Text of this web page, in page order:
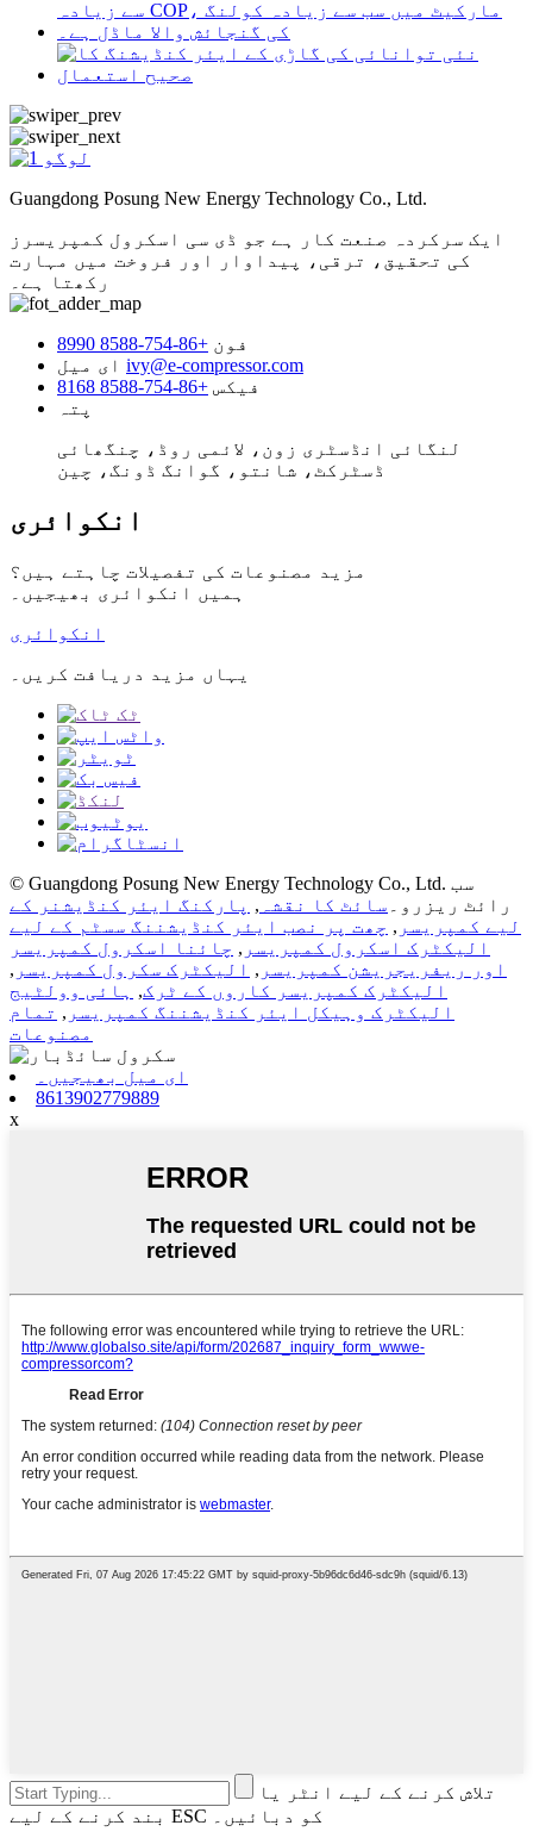
Guangdong Posung New Energy Technology Co., Ltd.
ایک سرکردہ صنعت کار ہے جو ڈی سی اسکرول کمپریسرز
کی تحقیق، ترقی، پیداوار اور فروخت میں مہارت
رکھتا ہے۔
فون +86-754-8588 8990
ای میل ivy@e-compressor.com
فیکس +86-754-8588 8168
پتہ
لنگائی انڈسٹری زون، لائمی روڈ، چنگھائی
ڈسٹرکٹ، شانتو، گوانگ ڈونگ، چین
انکوائری
مزید مصنوعات کی تفصیلات چاہتے ہیں؟
ہمیں انکوائری بھیجیں۔
انکوائری
یہاں مزید دریافت کریں۔
© Guangdong Posung New Energy Technology Co., Ltd. سب
رائٹ ریزرو۔ سائٹ کا نقشہ , پارکنگ ایئر کنڈیشنر کے
لیے کمپریسر , چھت پر نصب ایئر کنڈیشننگ سسٹم کے لیے
الیکٹرک اسکرول کمپریسر , چائنا اسکرول کمپریسر
اور ریفریجریشن کمپریسر , الیکٹرک سکرول کمپریسر ,
الیکٹرک کمپریسر کاروں کے ٹرک, ہائی وولٹیج
الیکٹرک وہیکل ایئر کنڈیشننگ کمپریسر , تمام
مصنوعات
ای میل بھیجیں۔
8613902779889
x
تلاش کرنے کے لیے انٹر یا
بند کرنے کے لیے ESC کو دبائیں۔